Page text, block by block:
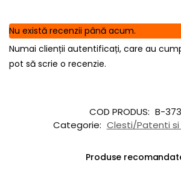
Nu există recenzii până acum.
Numai clienții autentificați, care au
pot să scrie o recenzie.
COD PRODUS: B-373
Categorie: Clesti/Patenti si
Produse